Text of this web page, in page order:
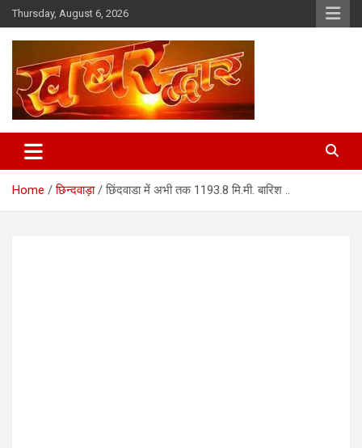
Skip
to
content
Thursday, August 6, 2026
Khabar Dwar
Home छिन्दवाड़ा छिंदवाडा में अभी तक 1193.8 मि.मी. बारिश ..